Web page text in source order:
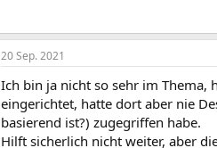
20 Sep. 2021
Ich bin ja nicht so sehr im Thema,
eingerichtet, hatte dort aber nie
basierend ist?) zugegriffen habe.
Hilft sicherlich nicht weiter, aber